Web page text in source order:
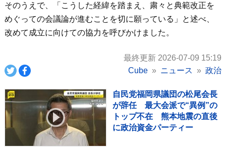
そのうえで、「こうした経緯を踏まえ、粛々と典範改正を
めぐっての会議論が進むことを切に願っている」と述べ、
改めて成立に向けての協力を呼びかけました。
最終更新 2026-07-09 15:19
Cube
ニュース 政治
自民党福岡県議団の松尾会長
が辞任 最大会派で“異例”の
トップ不在 熊本地震の直後
に政治資金パーティー